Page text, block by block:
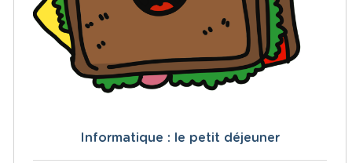
Informatique : le petit déjeuner